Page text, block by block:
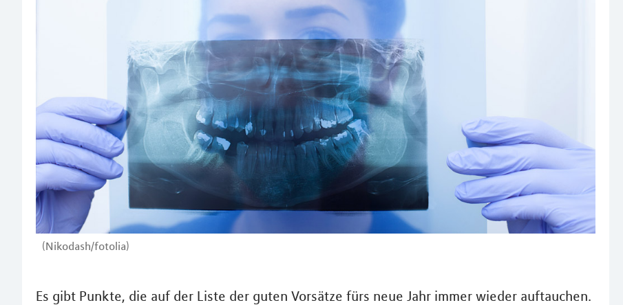
(Nikodash/fotolia)
Es gibt Punkte, die auf der Liste der guten Vorsätze fürs neue Jahr immer wieder auftauchen.